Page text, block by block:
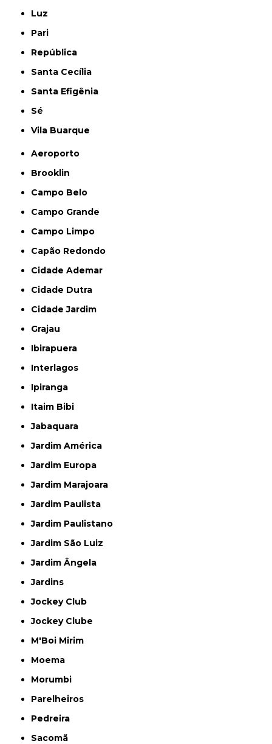
Luz
Pari
República
Santa Cecília
Santa Efigênia
Sé
Vila Buarque
Aeroporto
Brooklin
Campo Belo
Campo Grande
Campo Limpo
Capão Redondo
Cidade Ademar
Cidade Dutra
Cidade Jardim
Grajau
Ibirapuera
Interlagos
Ipiranga
Itaim Bibi
Jabaquara
Jardim América
Jardim Europa
Jardim Marajoara
Jardim Paulista
Jardim Paulistano
Jardim São Luiz
Jardim Ângela
Jardins
Jockey Club
Jockey Clube
M'Boi Mirim
Moema
Morumbi
Parelheiros
Pedreira
Sacomã